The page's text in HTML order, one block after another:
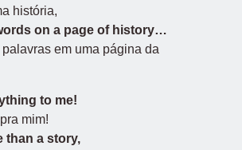
história,
on a page of history…
em uma página da
to me!
mim!
than a story,